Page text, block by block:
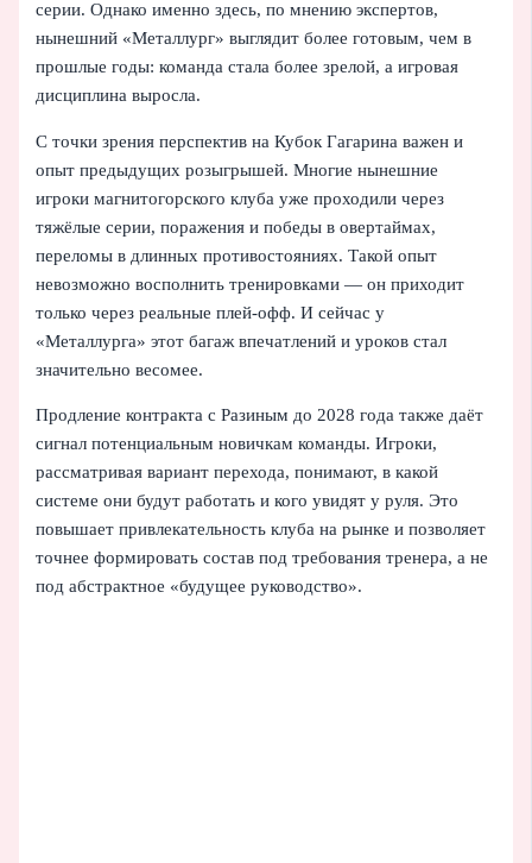
серии. Однако именно здесь, по мнению экспертов,
нынешний «Металлург» выглядит более готовым, чем в
прошлые годы: команда стала более зрелой, а игровая
дисциплина выросла.
С точки зрения перспектив на Кубок Гагарина важен и
опыт предыдущих розыгрышей. Многие нынешние
игроки магнитогорского клуба уже проходили через
тяжёлые серии, поражения и победы в овертаймах,
переломы в длинных противостояниях. Такой опыт
невозможно восполнить тренировками — он приходит
только через реальные плей‑офф. И сейчас у
«Металлурга» этот багаж впечатлений и уроков стал
значительно весомее.
Продление контракта с Разиным до 2028 года также даёт
сигнал потенциальным новичкам команды. Игроки,
рассматривая вариант перехода, понимают, в какой
системе они будут работать и кого увидят у руля. Это
повышает привлекательность клуба на рынке и позволяет
точнее формировать состав под требования тренера, а не
под абстрактное «будущее руководство».